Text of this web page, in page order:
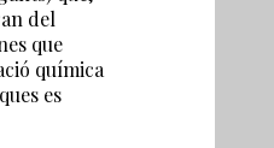
del
que
química
es